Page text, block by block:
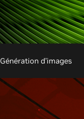
Génération d’images